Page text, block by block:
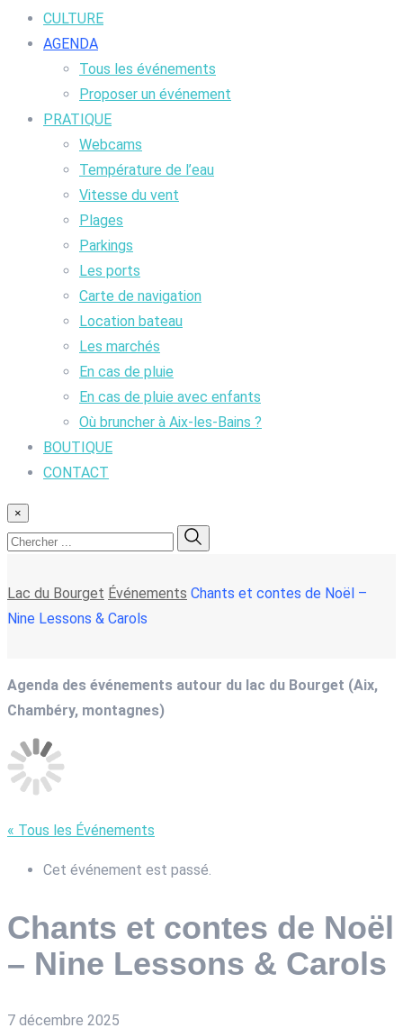
CULTURE
AGENDA
Tous les événements
Proposer un événement
PRATIQUE
Webcams
Température de l’eau
Vitesse du vent
Plages
Parkings
Les ports
Carte de navigation
Location bateau
Les marchés
En cas de pluie
En cas de pluie avec enfants
Où bruncher à Aix-les-Bains ?
BOUTIQUE
CONTACT
×
Lac du Bourget Événements Chants et contes de Noël –
Nine Lessons & Carols
Agenda des événements autour du lac du Bourget (Aix,
Chambéry, montagnes)
« Tous les Événements
Cet événement est passé.
Chants et contes de Noël
– Nine Lessons & Carols
7 décembre 2025